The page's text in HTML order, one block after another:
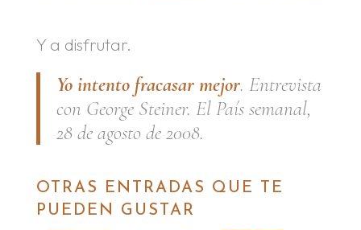
Y a disfrutar.
Yo intento fracasar mejor. Entrevista
con George Steiner. El País semanal,
28 de agosto de 2008.
OTRAS ENTRADAS QUE TE
PUEDEN GUSTAR